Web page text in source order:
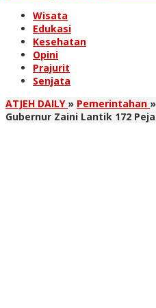
Wisata
Edukasi
Kesehatan
Opini
Prajurit
Senjata
ATJEH DAILY » Pemerintahan »
Gubernur Zaini Lantik 172